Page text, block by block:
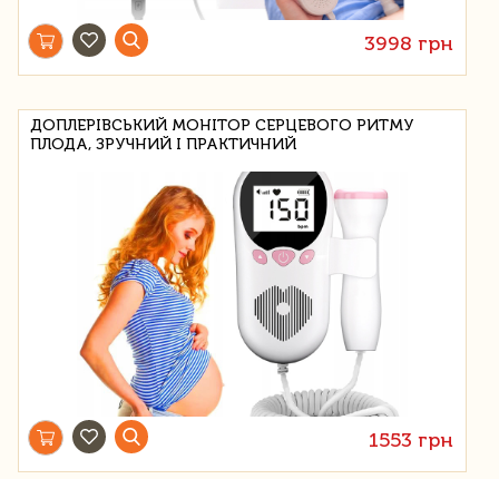
3998 грн
ДОПЛЕРІВСЬКИЙ МОНІТОР СЕРЦЕВОГО РИТМУ
ПЛОДА, ЗРУЧНИЙ І ПРАКТИЧНИЙ
1553 грн